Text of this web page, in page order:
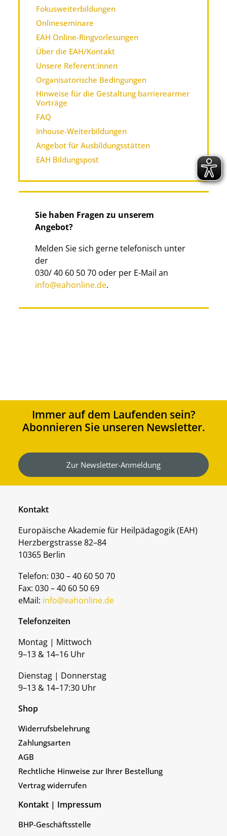
Fokusweiterbildungen
Onlineseminare
EAH Online-Ringvorlesungen
Über die EAH/Kontakt
Unsere Referent:innen
Organisatorische Bedingungen
Hinweise für die Gestaltung barrierearmer
Vorträge
FAQ
Inhouse-Weiterbildungen
Angebot für Ausbildungsstätten
EAH Bildungspost
Sie haben Fragen zu unserem
Angebot?
Melden Sie sich gerne telefonisch unter
der
030/ 40 60 50 70 oder per E-Mail an
info@eahonline.de.
Immer auf dem Laufenden sein?
Abonnieren Sie unseren Newsletter.
Zur Newsletter-Anmeldung
Kontakt
Europäische Akademie für Heilpädagogik (EAH)
Herzbergstrasse 82–84
10365 Berlin
Telefon: 030 – 40 60 50 70
Fax: 030 – 40 60 50 69
eMail: info@eahonline.de
Telefonzeiten
Montag | Mittwoch
9–13 & 14–16 Uhr
Dienstag | Donnerstag
9–13 & 14–17:30 Uhr
Shop
Widerrufsbelehrung
Zahlungsarten
AGB
Rechtliche Hinweise zur Ihrer Bestellung
Vertrag widerrufen
Kontakt | Impressum
BHP-Geschäftsstelle